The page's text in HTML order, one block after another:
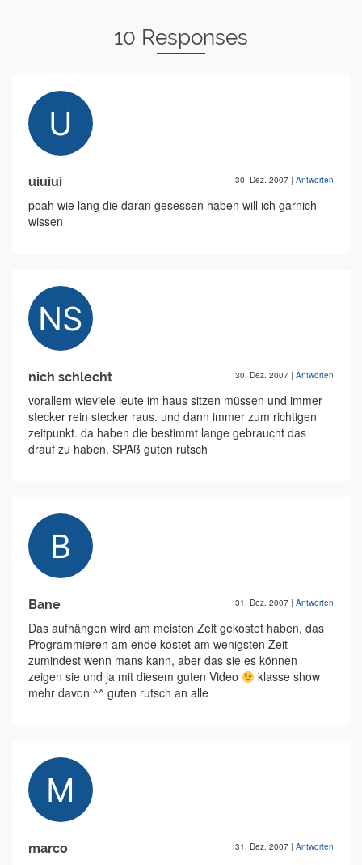
10 Responses
uiuiui 30. Dez. 2007 | Antworten
poah wie lang die daran gesessen haben will ich garnich
wissen
nich schlecht 30. Dez. 2007 | Antworten
vorallem wieviele leute im haus sitzen müssen und immer
stecker rein stecker raus. und dann immer zum richtigen
zeitpunkt. da haben die bestimmt lange gebraucht das
drauf zu haben. SPAß guten rutsch
Bane 31. Dez. 2007 | Antworten
Das aufhängen wird am meisten Zeit gekostet haben, das
Programmieren am ende kostet am wenigsten Zeit
zumindest wenn mans kann, aber das sie es können
zeigen sie und ja mit diesem guten Video
klasse show
mehr davon ^^ guten rutsch an alle
marco 31. Dez. 2007 | Antworten